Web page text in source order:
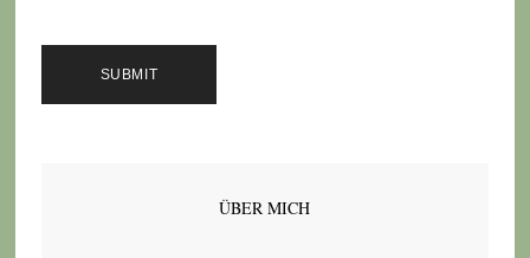
ÜBER MICH